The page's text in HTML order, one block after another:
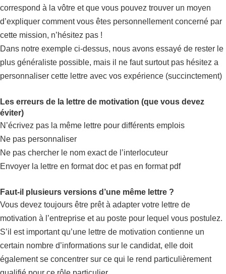
correspond à la vôtre et que vous pouvez trouver un moyen
d’expliquer comment vous êtes personnellement concerné par
cette mission, n’hésitez pas !
Dans notre exemple ci-dessus, nous avons essayé de rester le
plus généraliste possible, mais il ne faut surtout pas hésitez a
personnaliser cette lettre avec vos expérience (succinctement)
Les erreurs de la lettre de motivation (que vous devez
éviter)
N’écrivez pas la même lettre pour différents emplois
Ne pas personnaliser
Ne pas chercher le nom exact de l’interlocuteur
Envoyer la lettre en format doc et pas en format pdf
Faut-il plusieurs versions d’une même lettre ?
Vous devez toujours être prêt à adapter votre lettre de
motivation à l’entreprise et au poste pour lequel vous postulez.
S’il est important qu’une lettre de motivation contienne un
certain nombre d’informations sur le candidat, elle doit
également se concentrer sur ce qui le rend particulièrement